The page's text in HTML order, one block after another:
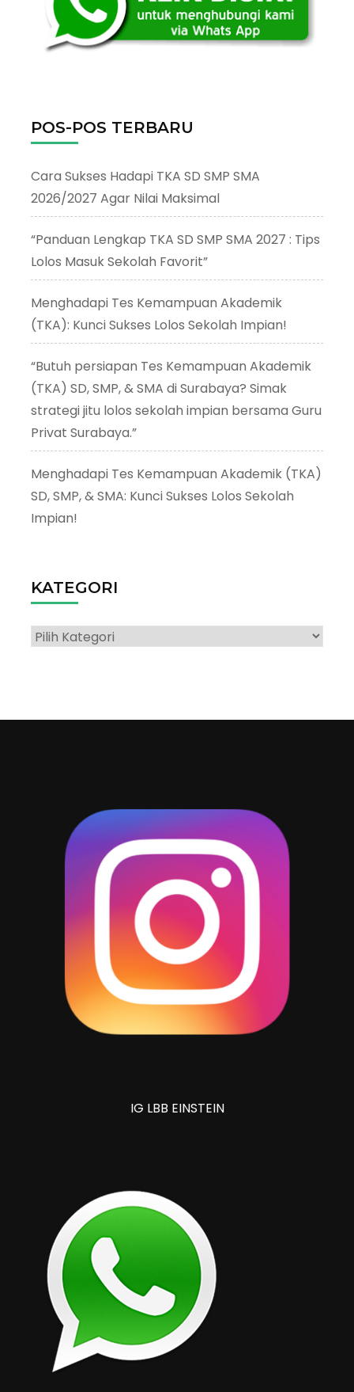
POS-POS TERBARU
Cara Sukses Hadapi TKA SD SMP SMA
2026/2027 Agar Nilai Maksimal
“Panduan Lengkap TKA SD SMP SMA 2027 : Tips
Lolos Masuk Sekolah Favorit”
Menghadapi Tes Kemampuan Akademik
(TKA): Kunci Sukses Lolos Sekolah Impian!
“Butuh persiapan Tes Kemampuan Akademik
(TKA) SD, SMP, & SMA di Surabaya? Simak
strategi jitu lolos sekolah impian bersama Guru
Privat Surabaya.”
Menghadapi Tes Kemampuan Akademik (TKA)
SD, SMP, & SMA: Kunci Sukses Lolos Sekolah
Impian!
KATEGORI
Kategori
IG LBB EINSTEIN